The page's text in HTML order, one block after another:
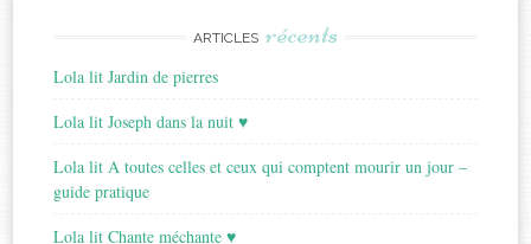
ARTICLES récents
Lola lit Jardin de pierres
Lola lit Joseph dans la nuit ♥
Lola lit A toutes celles et ceux qui comptent mourir un jour –
guide pratique
Lola lit Chante méchante ♥